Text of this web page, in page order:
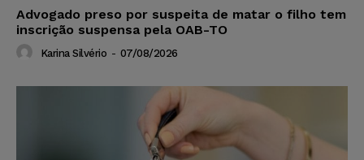
Advogado preso por suspeita de matar o filho tem
inscrição suspensa pela OAB-TO
Karina Silvério - 07/08/2026